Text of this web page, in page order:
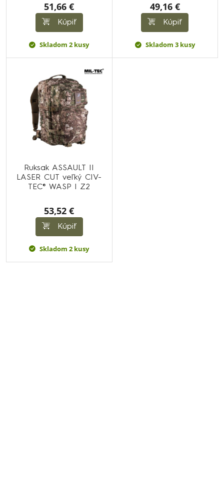
51,66 €
Kúpiť
Skladom 2 kusy
49,16 €
Kúpiť
Skladom 3 kusy
Ruksak ASSAULT II
LASER CUT veľký CIV-
TEC® WASP I Z2
53,52 €
Kúpiť
Skladom 2 kusy